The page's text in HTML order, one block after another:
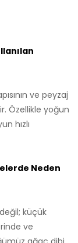
ve peyzaj
Özellikle yoğun
hızlı
Neden
küçük
ve